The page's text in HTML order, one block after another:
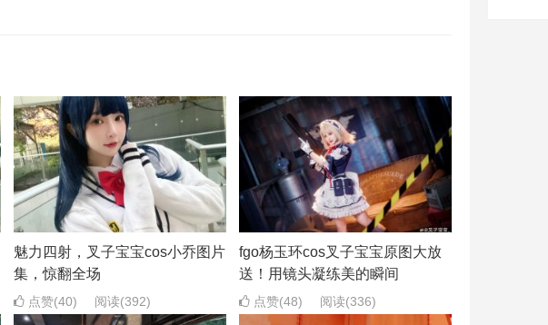
魅力四射，叉子宝宝cos小乔图片
集，惊翻全场
点赞(40) 阅读(392)
fgo杨玉环cos叉子宝宝原图大放
送！用镜头凝练美的瞬间
点赞(48) 阅读(336)